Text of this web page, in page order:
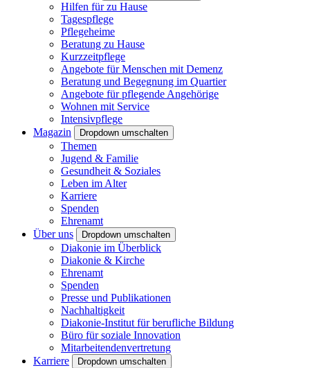
Hilfen für zu Hause
Tagespflege
Pflegeheime
Beratung zu Hause
Kurzzeitpflege
Angebote für Menschen mit Demenz
Beratung und Begegnung im Quartier
Angebote für pflegende Angehörige
Wohnen mit Service
Intensivpflege
Magazin
Dropdown umschalten
Themen
Jugend & Familie
Gesundheit & Soziales
Leben im Alter
Karriere
Spenden
Ehrenamt
Über uns
Dropdown umschalten
Diakonie im Überblick
Diakonie & Kirche
Ehrenamt
Spenden
Presse und Publikationen
Nachhaltigkeit
Diakonie-Institut für berufliche Bildung
Büro für soziale Innovation
Mitarbeitendenvertretung
Karriere
Dropdown umschalten